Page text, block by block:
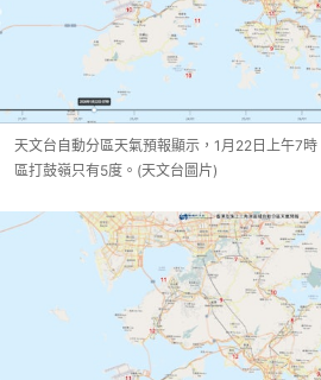
天文台自動分區天氣預報顯示，1月22日上午7
區打鼓嶺只有5度。(天文台圖片)